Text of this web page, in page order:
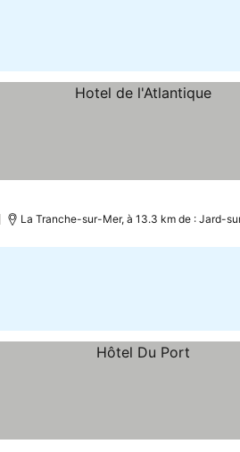
La Tranche-sur-Mer, à 13.3 km de : Jard-